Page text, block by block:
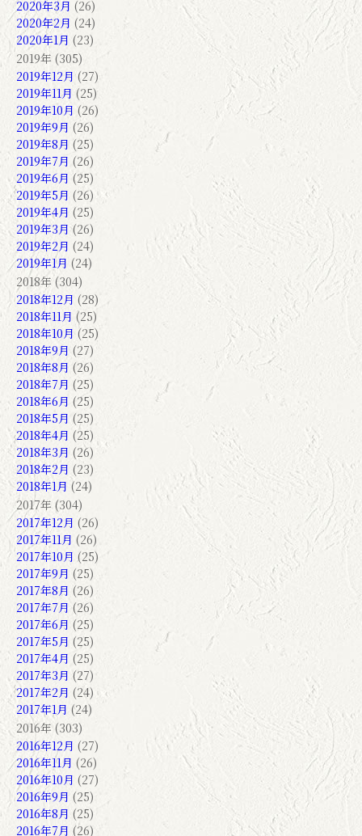
2020年3月 (26)
2020年2月 (24)
2020年1月 (23)
2019年 (305)
2019年12月(27)
2019年11月 (25)
2019年10月 (26)
2019年9月 (26)
2019年8月 (25)
2019年7月 (26)
2019年6月 (25)
2019年5月 (26)
2019年4月 (25)
2019年3月 (26)
2019年2月 (24)
2019年1月 (24)
2018年 (304)
2018年12月 (28)
2018年11月 (25)
2018年10月 (25)
2018年9月 (27)
2018年8月 (26)
2018年7月 (25)
2018年6月 (25)
2018年5月 (25)
2018年4月 (25)
2018年3月 (26)
2018年2月 (23)
2018年1月 (24)
2017年 (304)
2017年12月 (26)
2017年11月 (26)
2017年10月 (25)
2017年9月 (25)
2017年8月 (26)
2017年7月 (26)
2017年6月 (25)
2017年5月 (25)
2017年4月 (25)
2017年3月 (27)
2017年2月 (24)
2017年1月 (24)
2016年 (303)
2016年12月 (27)
2016年11月 (26)
2016年10月 (27)
2016年9月 (25)
2016年8月 (25)
2016年7月 (26)